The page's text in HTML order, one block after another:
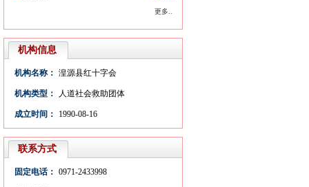
更多..
机构信息
机构名称： 湟源县红十字会
机构类型： 人道社会救助团体
成立时间： 1990-08-16
联系方式
固定电话： 0971-2433998